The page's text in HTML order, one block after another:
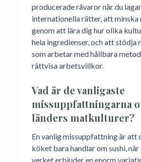
producerade råvaror när du lagar
internationella rätter, att minska
genom att lära dig hur olika
hela ingredienser, och att stödja
som arbetar med hållbara
rättvisa arbetsvillkor.
Vad är de vanligaste
missuppfattningarna
länders matkulturer?
En vanlig missuppfattning är att
köket bara handlar om sushi,
verket erbjuder en enorm